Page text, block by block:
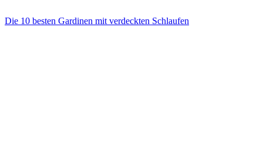
Die 10 besten Gardinen mit verdeckten Schlaufen